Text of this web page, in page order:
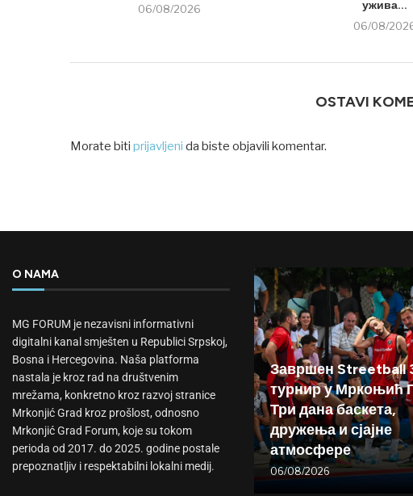
06/08/2026
ужива...
06/08/
OSTAVI
Morate biti prijavljeni da biste objavili komentar.
O NAMA
MG FORUM je nezavisni informativni
digitalni kanal smješten u Republici Srpskoj,
Bosna i Hercegovina. Naša platforma
nastala je kroz rad na društvenim
mrežama, konkretno kroz razvoj stranice
Mrkonjić Grad kroz prošlost, odnosno
Mrkonjić Grad Forum, koje su tokom
perioda od 2017. do 2025. godine postale
prepoznatljiv i respektabilni lokalni medij.
Завршен Streetball
турнир у Мркоњић
Три дана баскета,
дружења и сјајне
атмосфере
06/08/2026